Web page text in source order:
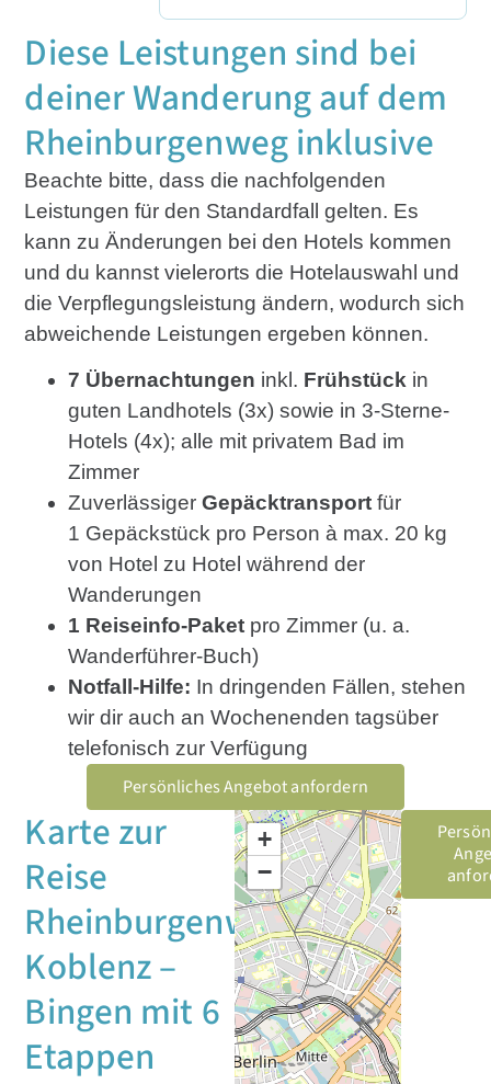
Diese Leistungen sind bei
deiner Wanderung auf dem
Rheinburgenweg inklusive
Beachte bitte, dass die nachfolgenden
Leistungen für den Standardfall gelten. Es
kann zu Änderungen bei den Hotels kommen
und du kannst vielerorts die Hotelauswahl und
die Verpflegungsleistung ändern, wodurch sich
abweichende Leistungen ergeben können.
7 Übernachtungen inkl. Frühstück in
guten Landhotels (3x) sowie in 3-Sterne-
Hotels (4x); alle mit privatem Bad im
Zimmer
ZuverlässigerGepäcktransport für
1 Gepäckstück pro Person à max. 20 kg
von Hotel zu Hotel während der
Wanderungen
1 Reiseinfo-Paket pro Zimmer (u. a.
Wanderführer-Buch)
Notfall-Hilfe: In dringenden Fällen, stehen
wir dir auch an Wochenenden tagsüber
telefonisch zur Verfügung
Persönliches Angebot anfordern
Karte zur
Reise
Rheinburgenweg:
Koblenz –
Bingen mit 6
Etappen
+
−